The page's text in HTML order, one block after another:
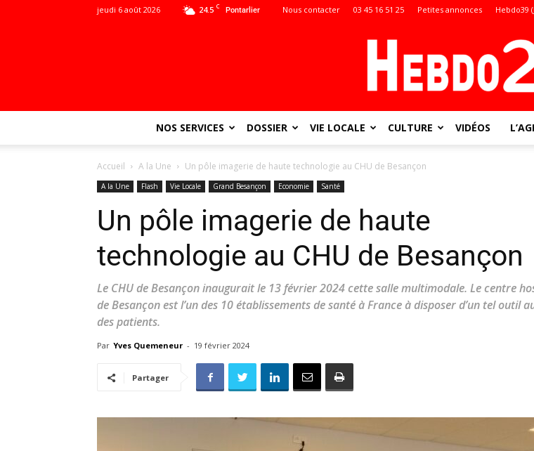
24.5 C Pontarlier
jeudi 6 août 2026 Nous contacter 03 45 16 51 25 Petites annonces Hebdo39
NOS SERVICES DOSSIER VIE LOCALE CULTURE VIDÉOS
Accueil A la Une Un pôle imagerie de haute technologie au CHU de Besançon
A la Une Flash Vie Locale Grand Besançon Economie Santé
Un pôle imagerie de haute
technologie au CHU de Besançon
Le CHU de Besançon inaugurait le 13 février 2024 cette salle multimodale. Le centre
de Besançon est l’un des 10 établissements de santé à France à disposer d’un tel outil
des patients.
Par Yves Quemeneur - 19 février 2024
Partager